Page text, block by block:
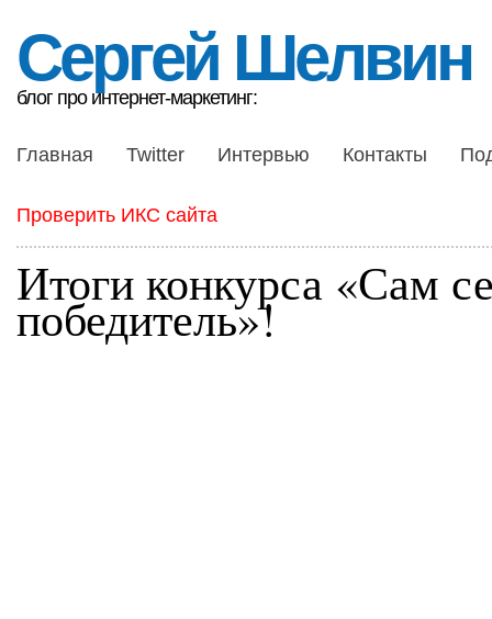
Сергей Шелвин
блог про интернет-маркетинг:
Главная Twitter Интервью Контакты
Проверить ИКС сайта
Итоги конкурса «Сам
победитель»!